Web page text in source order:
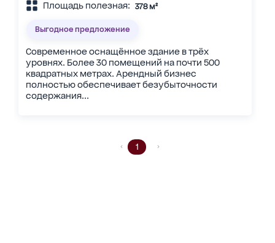
Площадь полезная: 378 м²
Выгодное предложение
Современное оснащённое здание в трёх
уровнях. Более 30 помещений на почти 500
квадратных метрах. Арендный бизнес
полностью обеспечивает безубыточности
содержания...
1